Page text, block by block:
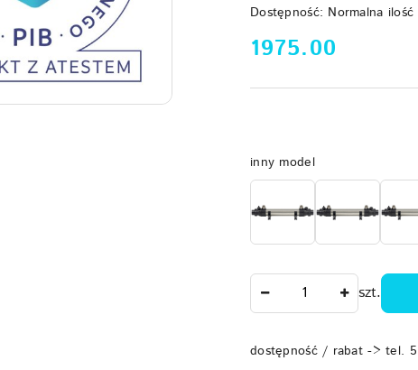
Dostępność: Normalna ilość
cena:
1975.00
Wariant
inny model
szt.
dostępność / rabat -> tel.